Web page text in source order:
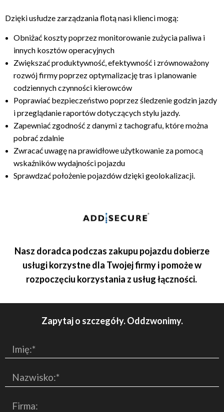
Dzięki usłudze zarządzania flotą nasi klienci mogą:
Obniżać koszty poprzez monitorowanie zużycia paliwa i
innych kosztów operacyjnych
Zwiększać produktywność, efektywność i zrównoważony
rozwój firmy poprzez optymalizację tras i planowanie
codziennych czynności kierowców
Poprawiać bezpieczeństwo poprzez śledzenie godzin jazdy
i przeglądanie raportów dotyczących stylu jazdy.
Zapewniać zgodność z danymi z tachografu, które można
pobrać zdalnie
Zwracać uwagę na prawidłowe użytkowanie za pomocą
wskaźników wydajności pojazdu
Sprawdzać położenie pojazdów dzięki geolokalizacji.
Nasz doradca podczas zakupu pojazdu dobierze
usługi korzystne dla Twojej firmy i pomoże w
rozpoczęciu korzystania z usług łączności.
Zapytaj o szczegóły. Oddzwonimy.
Imię:*
Nazwisko:*
Firma: